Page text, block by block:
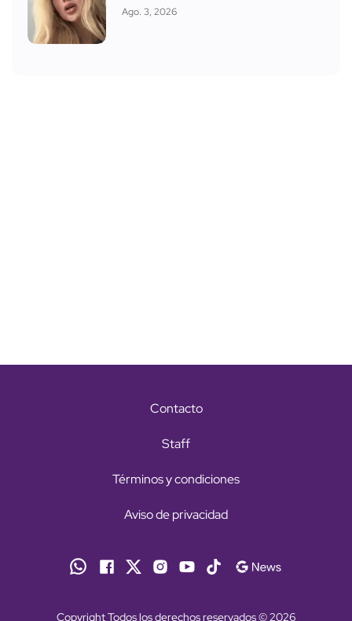
Ago. 3, 2026
Contacto
Staff
Términos y condiciones
Aviso de privacidad
Copyright Todos los derechos reservados © 2026